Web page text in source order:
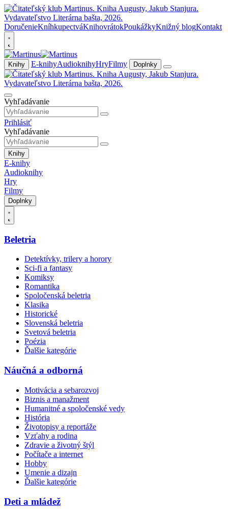
DoručenieKníhkupectváKnihovrátokPoukážkyKnižný blogKontakt
Knihy E-knihyAudioknihyHryFilmy Doplnky
Vyhľadávanie
Prihlásiť
Vyhľadávanie
Knihy
E-knihy
Audioknihy
Hry
Filmy
Doplnky
Beletria
Detektívky, trilery a horory
Sci-fi a fantasy
Komiksy
Romantika
Spoločenská beletria
Klasika
Historické
Slovenská beletria
Svetová beletria
Poézia
Ďalšie kategórie
Náučná a odborná
Motivácia a sebarozvoj
Biznis a manažment
Humanitné a spoločenské vedy
História
Životopisy a reportáže
Vzťahy a rodina
Zdravie a životný štýl
Počítače a internet
Hobby
Umenie a dizajn
Ďalšie kategórie
Deti a mládež